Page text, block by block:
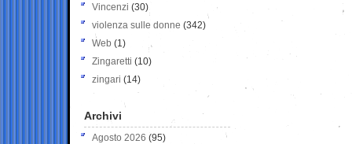
Vincenzi (30)
violenza sulle donne (342)
Web (1)
Zingaretti (10)
zingari (14)
Archivi
Agosto 2026 (95)